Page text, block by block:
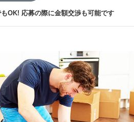
OK! 応募の際に金額交渉も可能です